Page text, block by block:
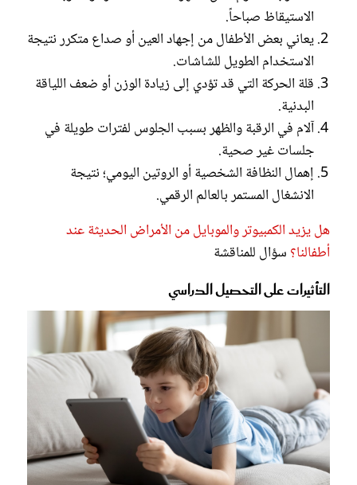
الاستيقاظ صباحاً.
يعاني بعض الأطفال من إجهاد العين أو صداع متكرر نتيجة
الاستخدام الطويل للشاشات.
قلة الحركة التي قد تؤدي إلى زيادة الوزن أو ضعف اللياقة
البدنية.
آلام في الرقبة والظهر بسبب الجلوس لفترات طويلة في
جلسات غير صحية.
إهمال النظافة الشخصية أو الروتين اليومي؛ نتيجة
الانشغال المستمر بالعالم الرقمي.
هل يزيد الكمبيوتر والموبايل من الأمراض الحديثة عند
أطفالنا؟ سؤال للمناقشة
التأثيرات على التحصيل الدراسي